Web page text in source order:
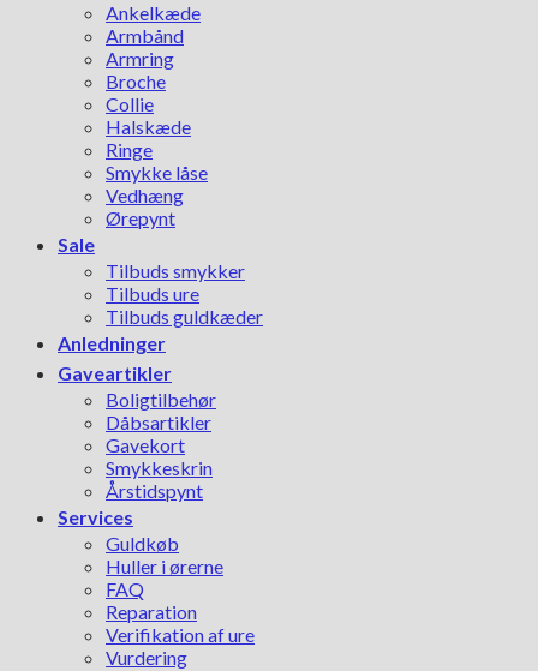
Ankelkæde
Armbånd
Armring
Broche
Collie
Halskæde
Ringe
Smykke låse
Vedhæng
Ørepynt
Sale
Tilbuds smykker
Tilbuds ure
Tilbuds guldkæder
Anledninger
Gaveartikler
Boligtilbehør
Dåbsartikler
Gavekort
Smykkeskrin
Årstidspynt
Services
Guldkøb
Huller i ørerne
FAQ
Reparation
Verifikation af ure
Vurdering